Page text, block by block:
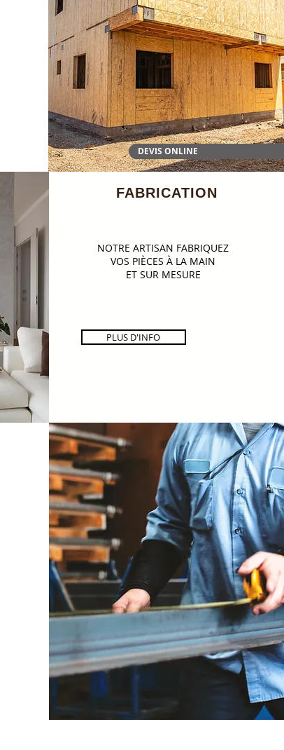
DEVIS ONLINE
FABRICATION
NOTRE ARTISAN FABRIQUEZ
VOS PIÈCES À LA MAIN
ET SUR MESURE
PLUS D'INFO